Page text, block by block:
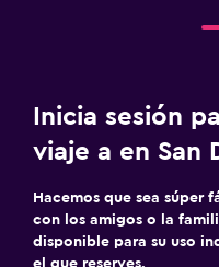
Inicia sesión
viaje a en San
Hacemos que sea súper
con los amigos o la
disponible para su uso
el que reserves.